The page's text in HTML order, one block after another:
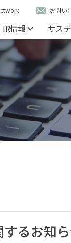
お問い
IR情報 サス
るお知